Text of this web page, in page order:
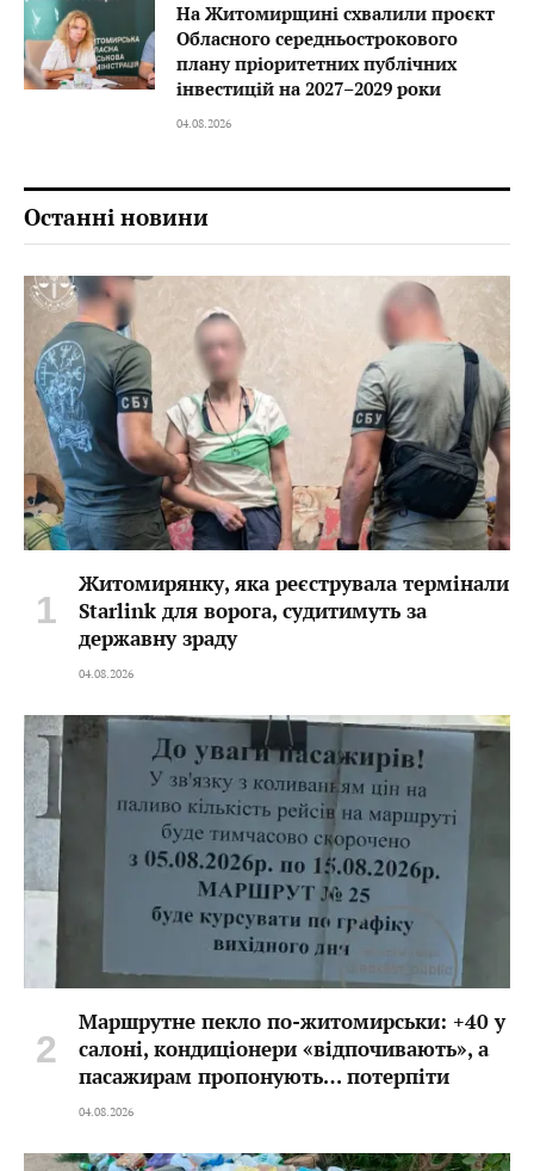
На Житомирщині схвалили проєкт
Обласного середньострокового
плану пріоритетних публічних
інвестицій на 2027–2029 роки
04.08.2026
Останні новини
Житомирянку, яка реєструвала термінали
Starlink для ворога, судитимуть за
державну зраду
04.08.2026
Маршрутне пекло по-житомирськи: +40 у
салоні, кондиціонери «відпочивають», а
пасажирам пропонують… потерпіти
04.08.2026